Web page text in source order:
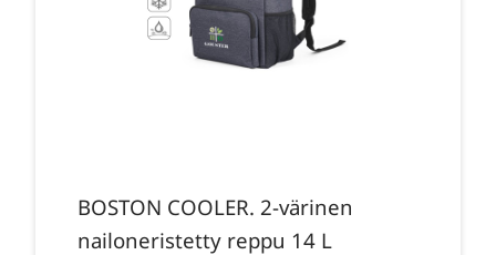
BOSTON COOLER. 2-värinen
nailoneristetty reppu 14 L